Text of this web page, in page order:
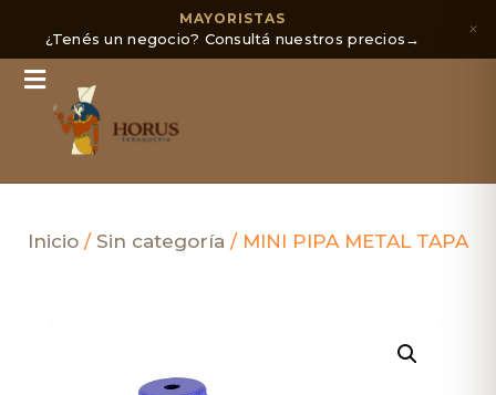
MAYORISTAS
¿Tenés un negocio? Consultá nuestros precios→ ×
Inicio / Sin categoría / MINI PIPA METAL TAPA